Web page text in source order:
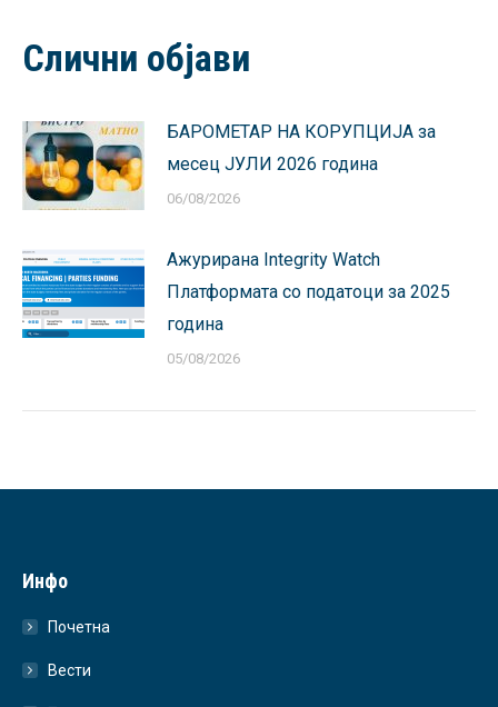
Слични објави
БАРОМЕТАР НА КОРУПЦИЈА за
месец ЈУЛИ 2026 година
06/08/2026
Ажурирана Integrity Watch
Платформата со податоци за 2025
година
05/08/2026
Инфо
Почетна
Вести